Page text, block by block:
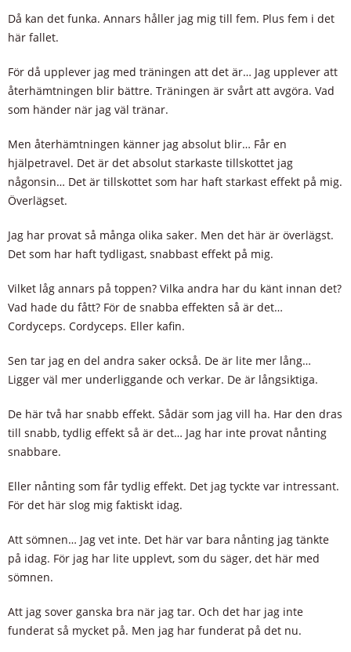
Då kan det funka. Annars håller jag mig till fem. Plus fem i det
här fallet.
För då upplever jag med träningen att det är… Jag upplever att
återhämtningen blir bättre. Träningen är svårt att avgöra. Vad
som händer när jag väl tränar.
Men återhämtningen känner jag absolut blir… Får en
hjälpetravel. Det är det absolut starkaste tillskottet jag
någonsin… Det är tillskottet som har haft starkast effekt på mig.
Överlägset.
Jag har provat så många olika saker. Men det här är överlägst.
Det som har haft tydligast, snabbast effekt på mig.
Vilket låg annars på toppen? Vilka andra har du känt innan det?
Vad hade du fått? För de snabba effekten så är det…
Cordyceps. Cordyceps. Eller kafin.
Sen tar jag en del andra saker också. De är lite mer lång…
Ligger väl mer underliggande och verkar. De är långsiktiga.
De här två har snabb effekt. Sådär som jag vill ha. Har den dras
till snabb, tydlig effekt så är det… Jag har inte provat nånting
snabbare.
Eller nånting som får tydlig effekt. Det jag tyckte var intressant.
För det här slog mig faktiskt idag.
Att sömnen… Jag vet inte. Det här var bara nånting jag tänkte
på idag. För jag har lite upplevt, som du säger, det här med
sömnen.
Att jag sover ganska bra när jag tar. Och det har jag inte
funderat så mycket på. Men jag har funderat på det nu.